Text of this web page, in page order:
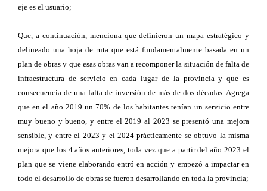
eje es el usuario;
Que, a continuación, menciona que definieron un mapa estratégico y
delineado una hoja de ruta que está fundamentalmente basada en un
plan de obras y que esas obras van a recomponer la situación de falta de
infraestructura de servicio en cada lugar de la provincia y que es
consecuencia de una falta de inversión de más de dos décadas. Agrega
que en el año 2019 un 70% de los habitantes tenían un servicio entre
muy bueno y bueno, y entre el 2019 al 2023 se presentó una mejora
sensible, y entre el 2023 y el 2024 prácticamente se obtuvo la misma
mejora que los 4 años anteriores, toda vez que a partir del año 2023 el
plan que se viene elaborando entró en acción y empezó a impactar en
todo el desarrollo de obras se fueron desarrollando en toda la provincia;